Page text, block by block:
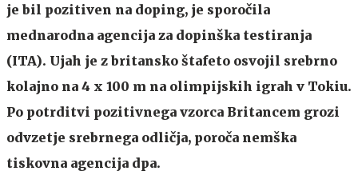
je bil pozitiven na doping, je sporočila
mednarodna agencija za dopinška testiranja
(ITA). Ujah je z britansko štafeto osvojil srebrno
kolajno na 4 x 100 m na olimpijskih igrah v Tokiu.
Po potrditvi pozitivnega vzorca Britancem grozi
odvzetje srebrnega odličja, poroča nemška
tiskovna agencija dpa.